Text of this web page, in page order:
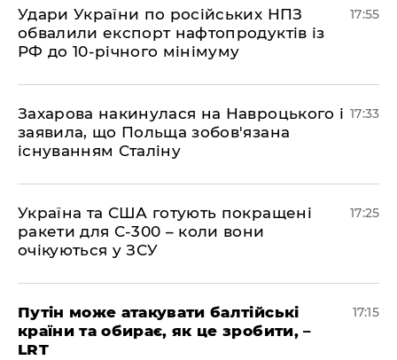
​Удари України по російських НПЗ
обвалили експорт нафтопродуктів із
РФ до 10-річного мінімуму
17:55
​Захарова накинулася на Навроцького і
заявила, що Польща зобов'язана
існуванням Сталіну
17:33
​Україна та США готують покращені
ракети для С-300 – коли вони
очікуються у ЗСУ
17:25
​Путін може атакувати балтійські
країни та обирає, як це зробити, –
LRT
17:15